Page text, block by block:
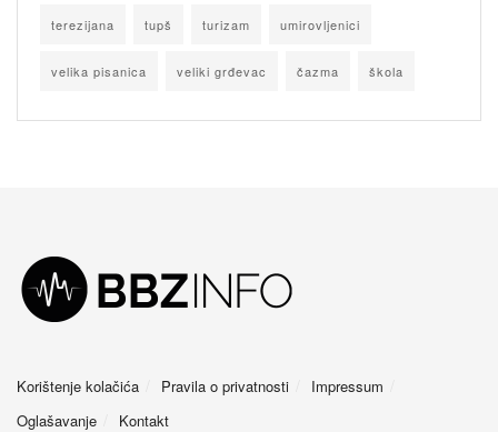
terezijana tupš turizam umirovljenici
velika pisanica veliki grđevac čazma škola
Korištenje kolačića Pravila o privatnosti
Impressum
Oglašavanje
Kontakt